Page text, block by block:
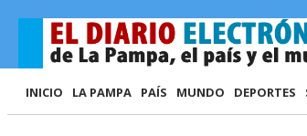
INICIO LA PAMPA PAÍS MUNDO DEPORTES